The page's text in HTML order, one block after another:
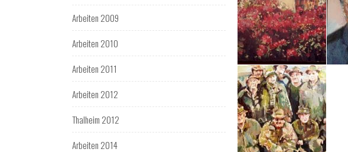
Arbeiten 2009
Arbeiten 2010
Arbeiten 2011
Arbeiten 2012
Thalheim 2012
Arbeiten 2014